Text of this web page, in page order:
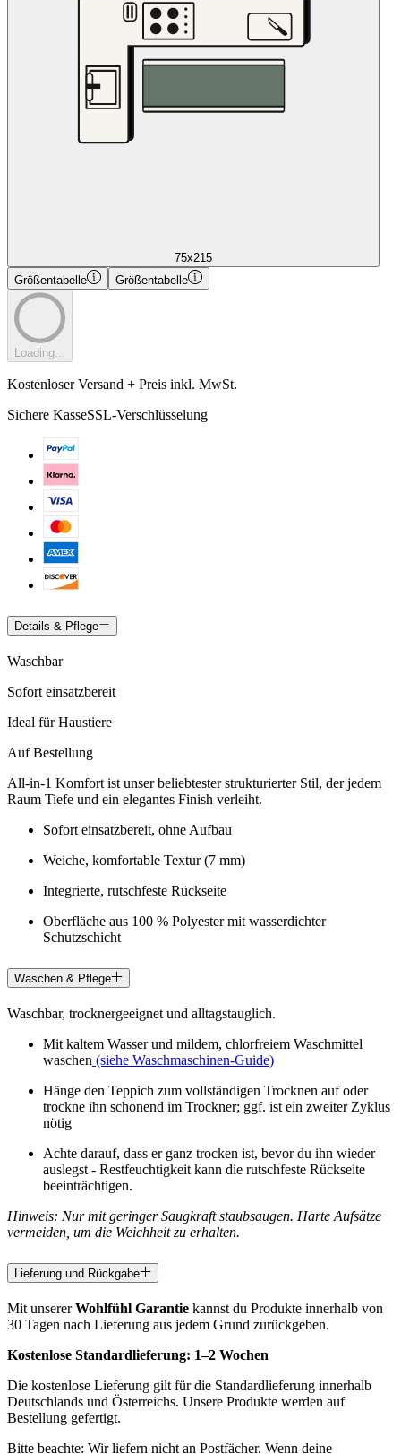
75x215
Größentabelle
Größentabelle
Loading...
Kostenloser Versand + Preis inkl. MwSt.
Sichere KasseSSL-Verschlüsselung
Details & Pflege
Waschbar
Sofort einsatzbereit
Ideal für Haustiere
Auf Bestellung
All-in-1 Komfort ist unser beliebtester strukturierter Stil, der jedem
Raum Tiefe und ein elegantes Finish verleiht.
Sofort einsatzbereit, ohne Aufbau
Weiche, komfortable Textur (7 mm)
Integrierte, rutschfeste Rückseite
Oberfläche aus 100 % Polyester mit wasserdichter
Schutzschicht
Waschen & Pflege
Waschbar, trocknergeeignet und alltagstauglich.
Mit kaltem Wasser und mildem, chlorfreiem Waschmittel
waschen (siehe Waschmaschinen-Guide)
Hänge den Teppich zum vollständigen Trocknen auf oder
trockne ihn schonend im Trockner; ggf. ist ein zweiter Zyklus
nötig
Achte darauf, dass er ganz trocken ist, bevor du ihn wieder
auslegst - Restfeuchtigkeit kann die rutschfeste Rückseite
beeinträchtigen.
Hinweis: Nur mit geringer Saugkraft staubsaugen. Harte Aufsätze
vermeiden, um die Weichheit zu erhalten.
Lieferung und Rückgabe
Mit unsererWohlfühl Garantie kannst du Produkte innerhalb von
30 Tagen nach Lieferung aus jedem Grund zurückgeben.
Kostenlose Standardlieferung: 1–2 Wochen
Die kostenlose Lieferung gilt für die Standardlieferung innerhalb
Deutschlands und Österreichs. Unsere Produkte werden auf
Bestellung gefertigt.
Bitte beachte: Wir liefern nicht an Postfächer. Wenn deine